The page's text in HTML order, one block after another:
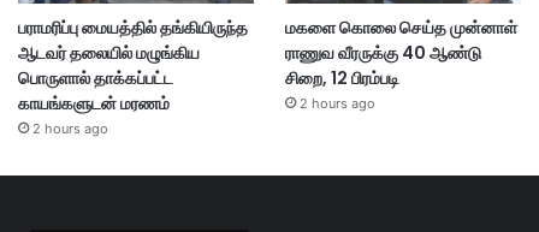
பராமரிப்பு மையத்தில் தங்கியிருந்த
ஆடவர் தலையில் மழுங்கிய
பொருளால் தாக்கப்பட்ட
காயங்களுடன் மரணம்
2 hours ago
மகளை கொலை செய்த முன்னாள்
ராணுவ வீரருக்கு 40 ஆண்டு
சிறை, 12 பிரம்படி
2 hours ago